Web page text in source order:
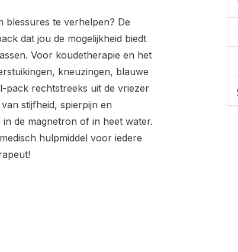
blessures te verhelpen? De
dat jou de mogelijkheid biedt
Voor koudetherapie en het
kneuzingen, blauwe
pack rechtstreeks uit de vriezer
stijfheid, spierpijn en
de magnetron of in heet water.
medisch hulpmiddel voor iedere